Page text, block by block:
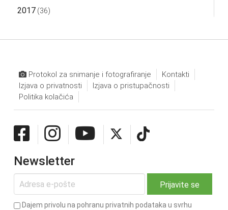
2017(36)
Protokol za snimanje i fotografiranje
Kontakti
Izjava o privatnosti
Izjava o pristupačnosti
Politika kolačića
Newsletter
Dajem privolu na pohranu privatnih podataka u svrhu